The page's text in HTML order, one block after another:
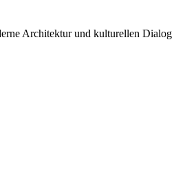
Architektur und kulturellen